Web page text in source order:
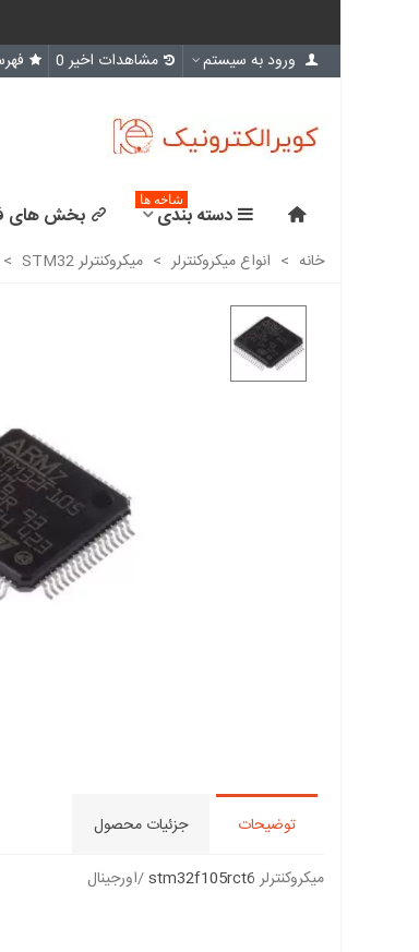
ورود به سیستم مشاهدات اخیر 0
دسته بندی
شاخه ها
بخش های
خانه > انواع میکروکنترلر > میکروکنترلر STM32 >
توضیحات جزئیات محصول
میکروکنترلرstm32f105rct6/اورجینال